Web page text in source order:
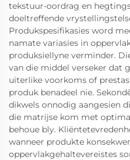
tekstuur-oordrag en
doeltreffende
Produkspesifikasies word
namate variasies in
produksiellyne verminder.
van die middel verseker dat
uiterlike voorkoms of
produk benadeel nie.
dikwels onnodig aangesien
die matrijse kom met
behoue bly.
wanneer produkte
oppervlakgehaltevereistes